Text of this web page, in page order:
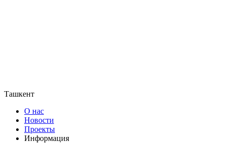
Ташкент
О нас
Новости
Проекты
Информация